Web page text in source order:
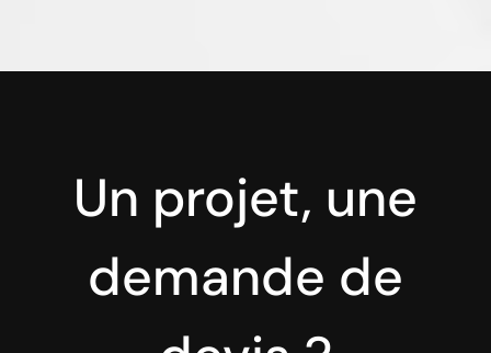
Un projet, une
demande de